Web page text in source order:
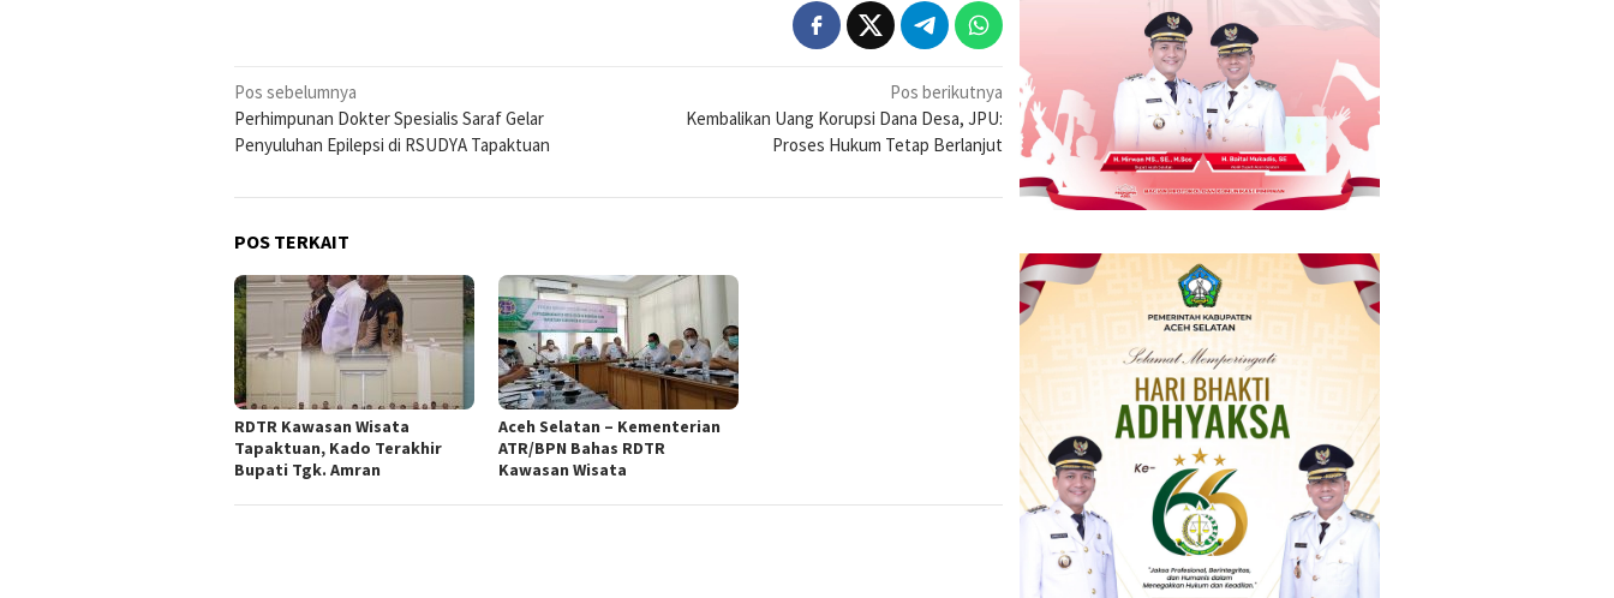
Navigasi
pos
Pos sebelumnya
Perhimpunan Dokter Spesialis Saraf Gelar
Penyuluhan Epilepsi di RSUDYA Tapaktuan
Pos berikutnya
Kembalikan Uang Korupsi Dana Desa, JPU:
Proses Hukum Tetap Berlanjut
POS TERKAIT
RDTR Kawasan Wisata
Tapaktuan, Kado Terakhir
Bupati Tgk. Amran
Aceh Selatan – Kementerian
ATR/BPN Bahas RDTR
Kawasan Wisata